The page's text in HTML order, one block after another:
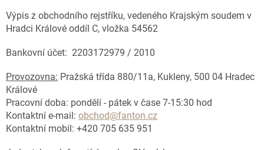
Výpis z obchodního rejstříku, vedeného Krajským soudem v
Hradci Králové oddíl C, vložka 54562
Bankovní účet: 2203172979 / 2010
Provozovna: Pražská třída 880/11a, Kukleny, 500 04 Hradec
Králové
Pracovní doba: pondělí - pátek v čase 7-15:30 hod
Kontaktní e-mail: obchod@fanton.cz
Kontaktní mobil: +420 705 635 951